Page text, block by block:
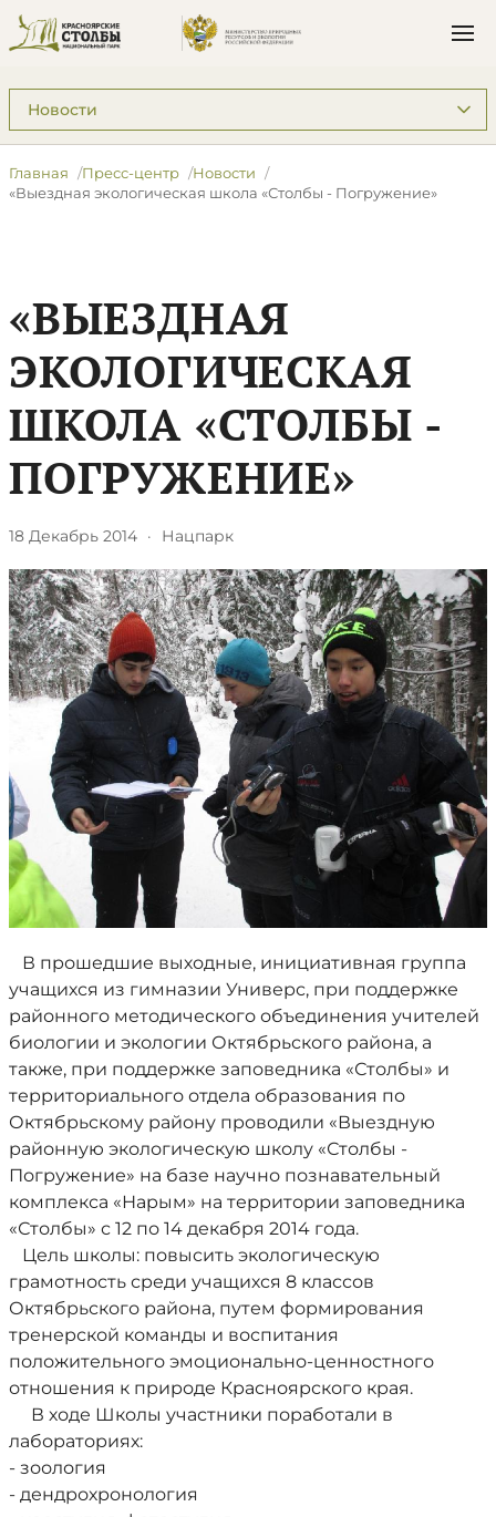
Подразделы: Пресс-центр
Главная Пресс-центр
Новости
«Выездная экологическая школа «Столбы - Погружение»
«ВЫЕЗДНАЯ
ЭКОЛОГИЧЕСКАЯ
ШКОЛА «СТОЛБЫ -
ПОГРУЖЕНИЕ»
18 Декабрь 2014 · Нацпарк
В прошедшие выходные, инициативная группа
учащихся из гимназии Универс, при поддержке
районного методического объединения учителей
биологии и экологии Октябрьского района, а
также, при поддержке заповедника «Столбы» и
территориального отдела образования по
Октябрьскому району проводили «Выездную
районную экологическую школу «Столбы -
Погружение» на базе научно познавательный
комплекса «Нарым» на территории заповедника
«Столбы» с 12 по 14 декабря 2014 года.
Цель школы: повысить экологическую
грамотность среди учащихся 8 классов
Октябрьского района, путем формирования
тренерской команды и воспитания
положительного эмоционально-ценностного
отношения к природе Красноярского края.
В ходе Школы участники поработали в
лабораториях:
- зоология
- дендрохронология